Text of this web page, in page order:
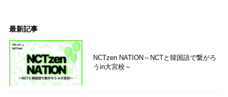
最新記事
NCTzen NATION～NCTと韓国語で繋がろ
うin大宮校～